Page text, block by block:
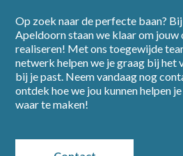
Op zoek naar de perfecte baan?
Apeldoorn staan we klaar om
realiseren! Met ons toegewijde
netwerk helpen we je graag bij het
bij je past. Neem vandaag nog
ontdek hoe we jou kunnen helpen
waar te maken!